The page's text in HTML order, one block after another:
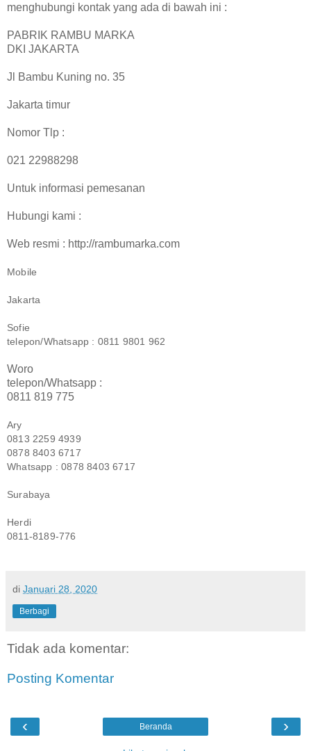
menghubungi kontak yang ada di bawah ini :
PABRIK RAMBU MARKA
DKI JAKARTA
Jl Bambu Kuning no. 35
Jakarta timur
Nomor Tlp :
021 22988298
Untuk informasi pemesanan
Hubungi kami :
Web resmi : http://rambumarka.com
Mobile
Jakarta
Sofie
telepon/Whatsapp : 0811 9801 962
Woro
telepon/Whatsapp :
0811 819 775
Ary
0813 2259 4939
0878 8403 6717
Whatsapp : 0878 8403 6717
Surabaya
Herdi
0811-8189-776
di Januari 28, 2020
Berbagi
Tidak ada komentar:
Posting Komentar
‹ ›
Beranda